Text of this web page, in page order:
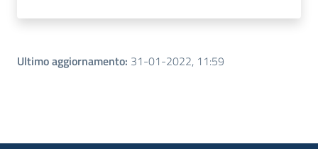
Ultimo aggiornamento: 31-01-2022, 11:59